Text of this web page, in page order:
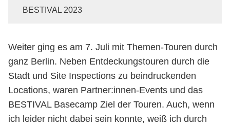
BESTIVAL 2023
Weiter ging es am 7. Juli mit Themen-Touren durch
ganz Berlin. Neben Entdeckungstouren durch die
Stadt und Site Inspections zu beindruckenden
Locations, waren Partner:innen-Events und das
BESTIVAL Basecamp Ziel der Touren. Auch, wenn
ich leider nicht dabei sein konnte, weiß ich durch